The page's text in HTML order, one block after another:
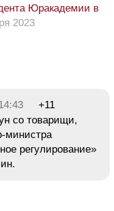
Юракадемии в
2023
+11
со товарищи,
министра
регулирование»